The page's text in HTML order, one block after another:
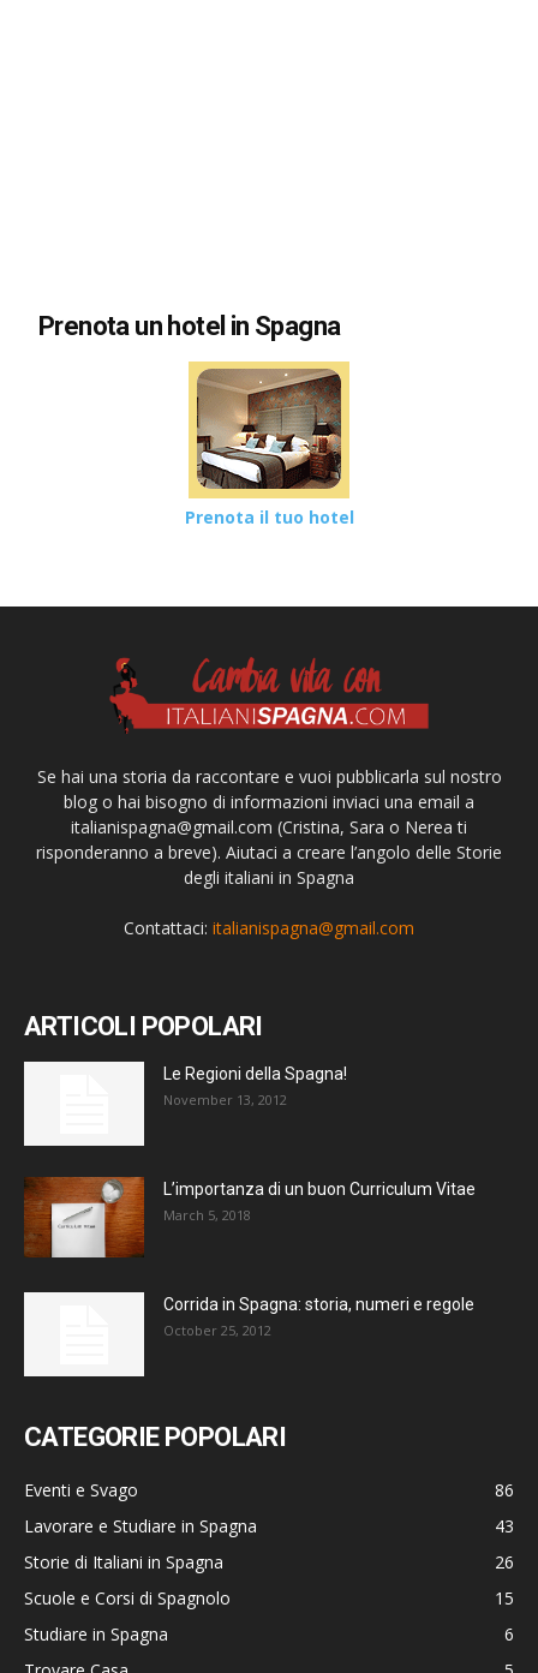
Prenota un hotel in Spagna
Prenota il tuo hotel
Se hai una storia da raccontare e vuoi pubblicarla sul nostro
blog o hai bisogno di informazioni inviaci una email a
italianispagna@gmail.com (Cristina, Sara o Nerea ti
risponderanno a breve). Aiutaci a creare l’angolo delle Storie
degli italiani in Spagna
Contattaci: italianispagna@gmail.com
ARTICOLI POPOLARI
Le Regioni della Spagna!
November 13, 2012
L’importanza di un buon Curriculum Vitae
March 5, 2018
Corrida in Spagna: storia, numeri e regole
October 25, 2012
CATEGORIE POPOLARI
Eventi e Svago
86
Lavorare e Studiare in Spagna
43
Storie di Italiani in Spagna
26
Scuole e Corsi di Spagnolo
15
Studiare in Spagna
6